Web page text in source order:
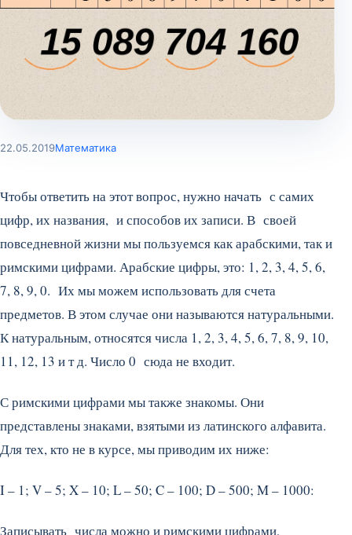
22.05.2019Математика
Чтобы ответить на этот вопрос, нужно начать с самих
цифр, их названия, и способов их записи. В своей
повседневной жизни мы пользуемся как арабскими, так и
римскими цифрами. Арабские цифры, это: 1, 2, 3, 4, 5, 6,
7, 8, 9, 0. Их мы можем использовать для счета
предметов. В этом случае они называются натуральными.
К натуральным, относятся числа 1, 2, 3, 4, 5, 6, 7, 8, 9, 10,
11, 12, 13 и т д. Число 0 сюда не входит.
С римскими цифрами мы также знакомы. Они
представлены знаками, взятыми из латинского алфавита.
Для тех, кто не в курсе, мы приводим их ниже:
I – 1; V – 5; X – 10; L – 50; C – 100; D – 500; M – 1000:
Записывать числа можно и римскими цифрами,